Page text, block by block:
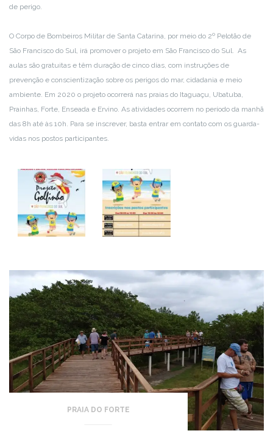
de perigo.
O Corpo de Bombeiros Militar de Santa Catarina, por meio do 2º Pelotão de
São Francisco do Sul, irá promover o projeto em São Francisco do Sul. As
aulas são gratuitas e têm duração de cinco dias, com instruções de
prevenção e conscientização sobre os perigos do mar, cidadania e meio
ambiente. Em 2020 o projeto ocorrerá nas praias do Itaguaçu, Ubatuba,
Prainhas, Forte, Enseada e Ervino. As atividades ocorrem no período da manhã
das 8h até às 10h. Para se inscrever, basta entrar em contato com os guarda-
vidas nos postos participantes.
PRAIA DO FORTE